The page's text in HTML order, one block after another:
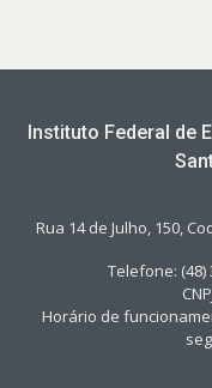
Instituto Federal de
Rua 14 de Julho, 150,
Telefone: (48)
Horário de